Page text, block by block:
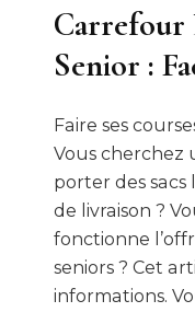
Carrefour
Senior :
Faire ses
Vous cherchez
porter des sacs
de livraison ?
fonctionne
seniors ? Cet
informations.